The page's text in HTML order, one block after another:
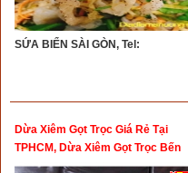
SỨA BIỂN SÀI GÒN, Tel:
Dừa Xiêm Gọt Trọc Giá Rẻ Tại
TPHCM, Dừa Xiêm Gọt Trọc Bến
Tre Giá Rẻ Tại Tp.HCM